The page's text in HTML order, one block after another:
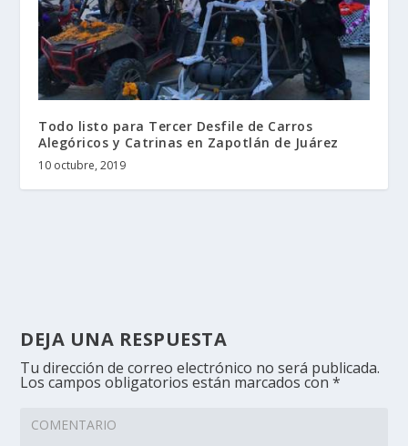
Todo listo para Tercer Desfile de Carros
Alegóricos y Catrinas en Zapotlán de Juárez
10 octubre, 2019
DEJA UNA RESPUESTA
Tu dirección de correo electrónico no será publicada.
Los campos obligatorios están marcados con*